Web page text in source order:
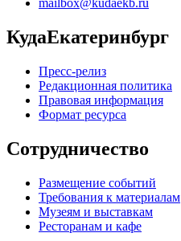
mailbox@kudaekb.ru
КудаЕкатеринбург
Пресс-релиз
Редакционная политика
Правовая информация
Формат ресурса
Сотрудничество
Размещение событий
Требования к материалам
Музеям и выставкам
Ресторанам и кафе